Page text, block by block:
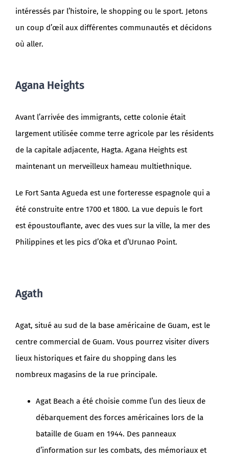
intéressés par l’histoire, le shopping ou le sport. Jetons
un coup d’œil aux différentes communautés et décidons
où aller.
Agana Heights
Avant l’arrivée des immigrants, cette colonie était
largement utilisée comme terre agricole par les résidents
de la capitale adjacente, Hagta. Agana Heights est
maintenant un merveilleux hameau multiethnique.
Le Fort Santa Agueda est une forteresse espagnole qui a
été construite entre 1700 et 1800. La vue depuis le fort
est époustouflante, avec des vues sur la ville, la mer des
Philippines et les pics d’Oka et d’Urunao Point.
Agath
Agat, situé au sud de la base américaine de Guam, est le
centre commercial de Guam. Vous pourrez visiter divers
lieux historiques et faire du shopping dans les
nombreux magasins de la rue principale.
Agat Beach a été choisie comme l’un des lieux de
débarquement des forces américaines lors de la
bataille de Guam en 1944. Des panneaux
d’information sur les combats, des mémoriaux et